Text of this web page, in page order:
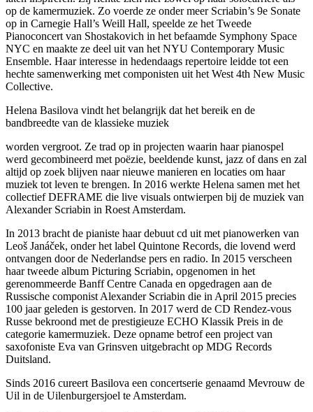
op de kamermuziek. Zo voerde ze onder meer Scriabin’s 9e Sonate
op in Carnegie Hall’s Weill Hall, speelde ze het Tweede
Pianoconcert van Shostakovich in het befaamde Symphony Space
NYC en maakte ze deel uit van het NYU Contemporary Music
Ensemble. Haar interesse in hedendaags repertoire leidde tot een
hechte samenwerking met componisten uit het West 4th New Music
Collective.
Helena Basilova vindt het belangrijk dat het bereik en de
bandbreedte van de klassieke muziek
worden vergroot. Ze trad op in projecten waarin haar pianospel
werd gecombineerd met poëzie, beeldende kunst, jazz of dans en zal
altijd op zoek blijven naar nieuwe manieren en locaties om haar
muziek tot leven te brengen. In 2016 werkte Helena samen met het
collectief DEFRAME die live visuals ontwierpen bij de muziek van
Alexander Scriabin in Roest Amsterdam.
In 2013 bracht de pianiste haar debuut cd uit met pianowerken van
Leoš Janáček, onder het label Quintone Records, die lovend werd
ontvangen door de Nederlandse pers en radio. In 2015 verscheen
haar tweede album Picturing Scriabin, opgenomen in het
gerenommeerde Banff Centre Canada en opgedragen aan de
Russische componist Alexander Scriabin die in April 2015 precies
100 jaar geleden is gestorven. In 2017 werd de CD Rendez-vous
Russe bekroond met de prestigieuze ECHO Klassik Preis in de
categorie kamermuziek. Deze opname betrof een project van
saxofoniste Eva van Grinsven uitgebracht op MDG Records
Duitsland.
Sinds 2016 cureert Basilova een concertserie genaamd Mevrouw de
Uil in de Uilenburgersjoel te Amsterdam.